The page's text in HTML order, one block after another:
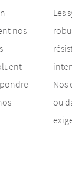
nos
Les
Nos
ou